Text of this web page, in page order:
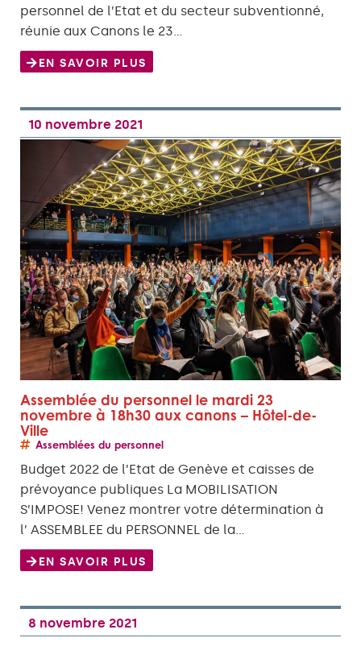
personnel de l’Etat et du secteur subventionné,
réunie aux Canons le 23…
EN SAVOIR PLUS
10 novembre 2021
Assemblée du personnel le mardi 23
novembre à 18h30 aux canons – Hôtel-de-
Ville
Assemblées du personnel
Budget 2022 de l’Etat de Genève et caisses de
prévoyance publiques La MOBILISATION
S’IMPOSE! Venez montrer votre détermination à
l’ ASSEMBLEE du PERSONNEL de la…
EN SAVOIR PLUS
8 novembre 2021